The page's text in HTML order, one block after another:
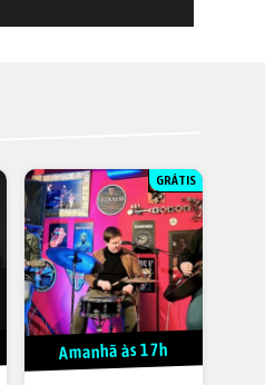
GRÁTIS
Amanhã às 17h